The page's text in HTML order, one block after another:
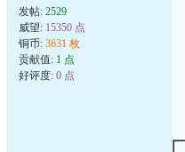
发帖: 2529
威望: 15350 点
铜币: 3631 枚
贡献值: 1 点
好评度: 0 点